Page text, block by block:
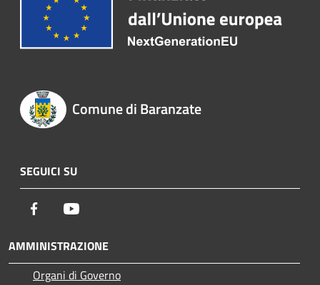
Comune di Baranzate
SEGUICI SU
Facebook
AMMINISTRAZIONE
Organi di Governo